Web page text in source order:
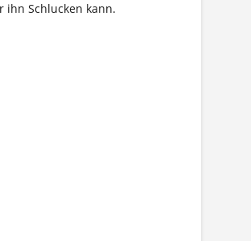
ihn Schlucken kann.